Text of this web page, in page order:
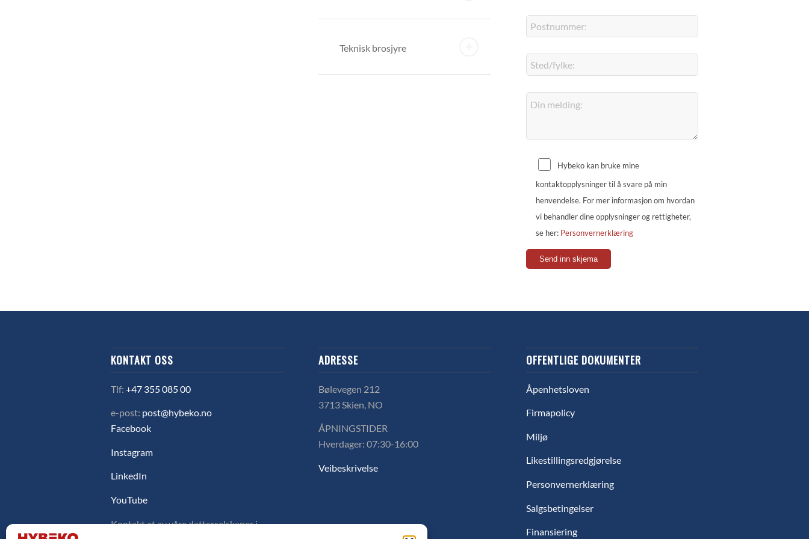
Velg Multitel for pålitelighet, presisjon og bærekraftig teknologi. Kontakt oss i dag for mer informasjon og et uforpliktende tilbud.
Teknisk brosjyre
Hybeko kan bruke mine
kontaktopplysninger til å svare på min
henvendelse. For mer informasjon om hvordan
vi behandler dine opplysninger og rettigheter,
se her: Personvernerklæring
KONTAKT OSS
Tlf:+47 355 085 00
e-post: post@hybeko.no
Facebook
Instagram
LinkedIn
YouTube
Kontakt et av våre datterselskaper i
ADRESSE
Bølevegen 212
3713 Skien, NO
ÅPNINGSTIDER
Hverdager: 07:30-16:00
Veibeskrivelse
OFFENTLIGE DOKUMENTER
Åpenhetsloven
Firmapolicy
Miljø
Likestillingsredgjørelse
Personvernerklæring
Salgsbetingelser
Finansiering